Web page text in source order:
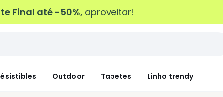
Final até -50%, aproveitar!
Outdoor Tapetes Linho trendy